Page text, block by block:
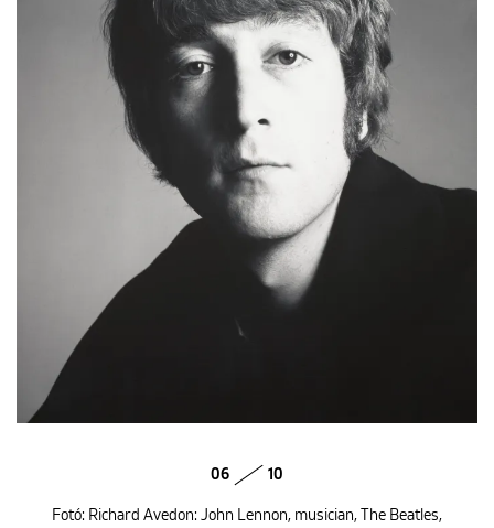
06 10
Fotó: Richard Avedon: John Lennon, musician, The Beatles,